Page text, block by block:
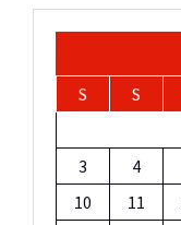
S
S
3
4
10
11